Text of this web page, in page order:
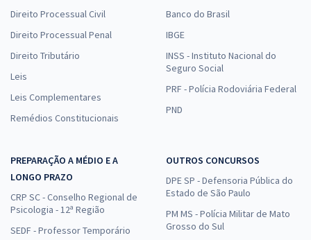
Direito Processual Civil
Direito Processual Penal
Direito Tributário
Leis
Leis Complementares
Remédios Constitucionais
Banco do Brasil
IBGE
INSS - Instituto Nacional do
Seguro Social
PRF - Polícia Rodoviária Federal
PND
PREPARAÇÃO A MÉDIO E A
LONGO PRAZO
CRP SC - Conselho Regional de
Psicologia - 12ª Região
SEDF - Professor Temporário
OUTROS CONCURSOS
DPE SP - Defensoria Pública do
Estado de São Paulo
PM MS - Polícia Militar de Mato
Grosso do Sul